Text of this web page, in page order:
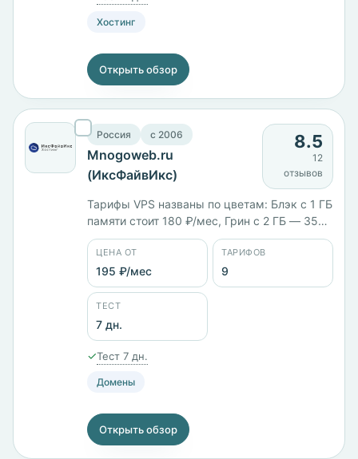
Хостинг
Открыть обзор
Россия c 2006
Mnogoweb.ru
(ИксФайвИкс)
8.5
12
отзывов
Тарифы VPS названы по цветам: Блэк с 1 ГБ
памяти стоит 180 ₽/мес, Грин с 2 ГБ — 350
₽/мес, Рэд с диском вдвое больше — 550
₽/мес. Всего девять тарифов от 195 ₽/мес,
серверы в России, Германии, Нидерландах,
Франции, Сингапуре и США. Панели
DirectAdmin, FASTPANEL и ISPmanager, тест
7 дней.
ЦЕНА ОТ
195 ₽/мес
ТАРИФОВ
9
ТЕСТ
7 дн.
✓Тест 7 дн.
Домены
Открыть обзор